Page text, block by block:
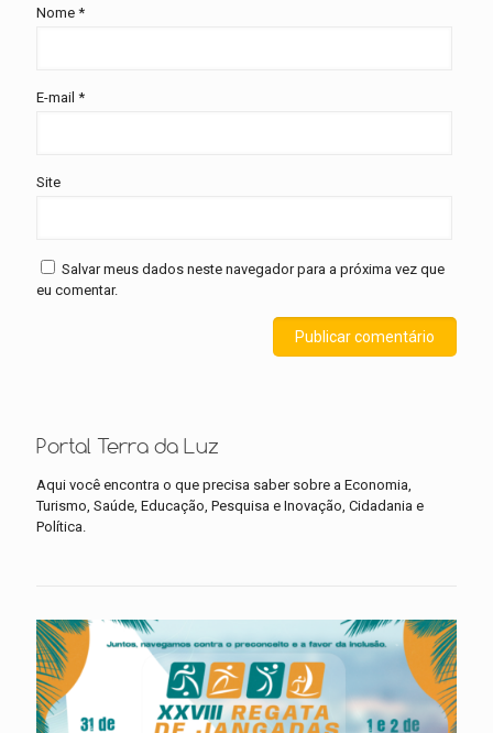
Nome *
E-mail *
Site
Salvar meus dados neste navegador para a próxima vez que
eu comentar.
Portal Terra da Luz
Aqui você encontra o que precisa saber sobre a Economia,
Turismo, Saúde, Educação, Pesquisa e Inovação, Cidadania e
Política.